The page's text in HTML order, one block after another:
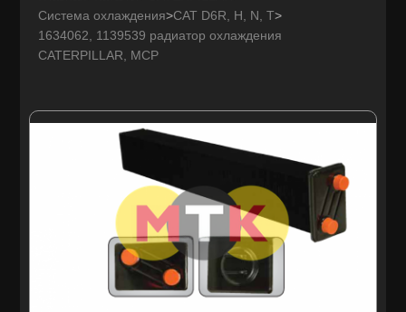
Система охлаждения>CAT D6R, H, N, T>
1634062, 1139539 радиатор охлаждения
CATERPILLAR, MCP